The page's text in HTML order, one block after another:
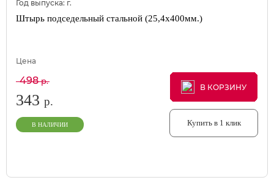
Год выпуска: г.
Штырь подседельный стальной (25,4х400мм.)
Цена
498р.
343 р.
В НАЛИЧИИ
В КОРЗИНУ
В КОРЗИНУ
В КОРЗИНУ
Купить в 1 клик